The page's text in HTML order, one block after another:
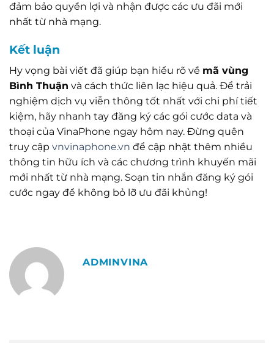
đảm bảo quyền lợi và nhận được các ưu đãi mới
nhất từ nhà mạng.
Kết luận
Hy vọng bài viết đã giúp bạn hiểu rõ về mã vùng
Bình Thuận và cách thức liên lạc hiệu quả. Để trải
nghiệm dịch vụ viễn thông tốt nhất với chi phí tiết
kiệm, hãy nhanh tay đăng ký các gói cước data và
thoại của VinaPhone ngay hôm nay. Đừng quên
truy cập vnvinaphone.vn để cập nhật thêm nhiều
thông tin hữu ích và các chương trình khuyến mãi
mới nhất từ nhà mạng. Soạn tin nhắn đăng ký gói
cước ngay để không bỏ lỡ ưu đãi khủng!
ADMINVINA